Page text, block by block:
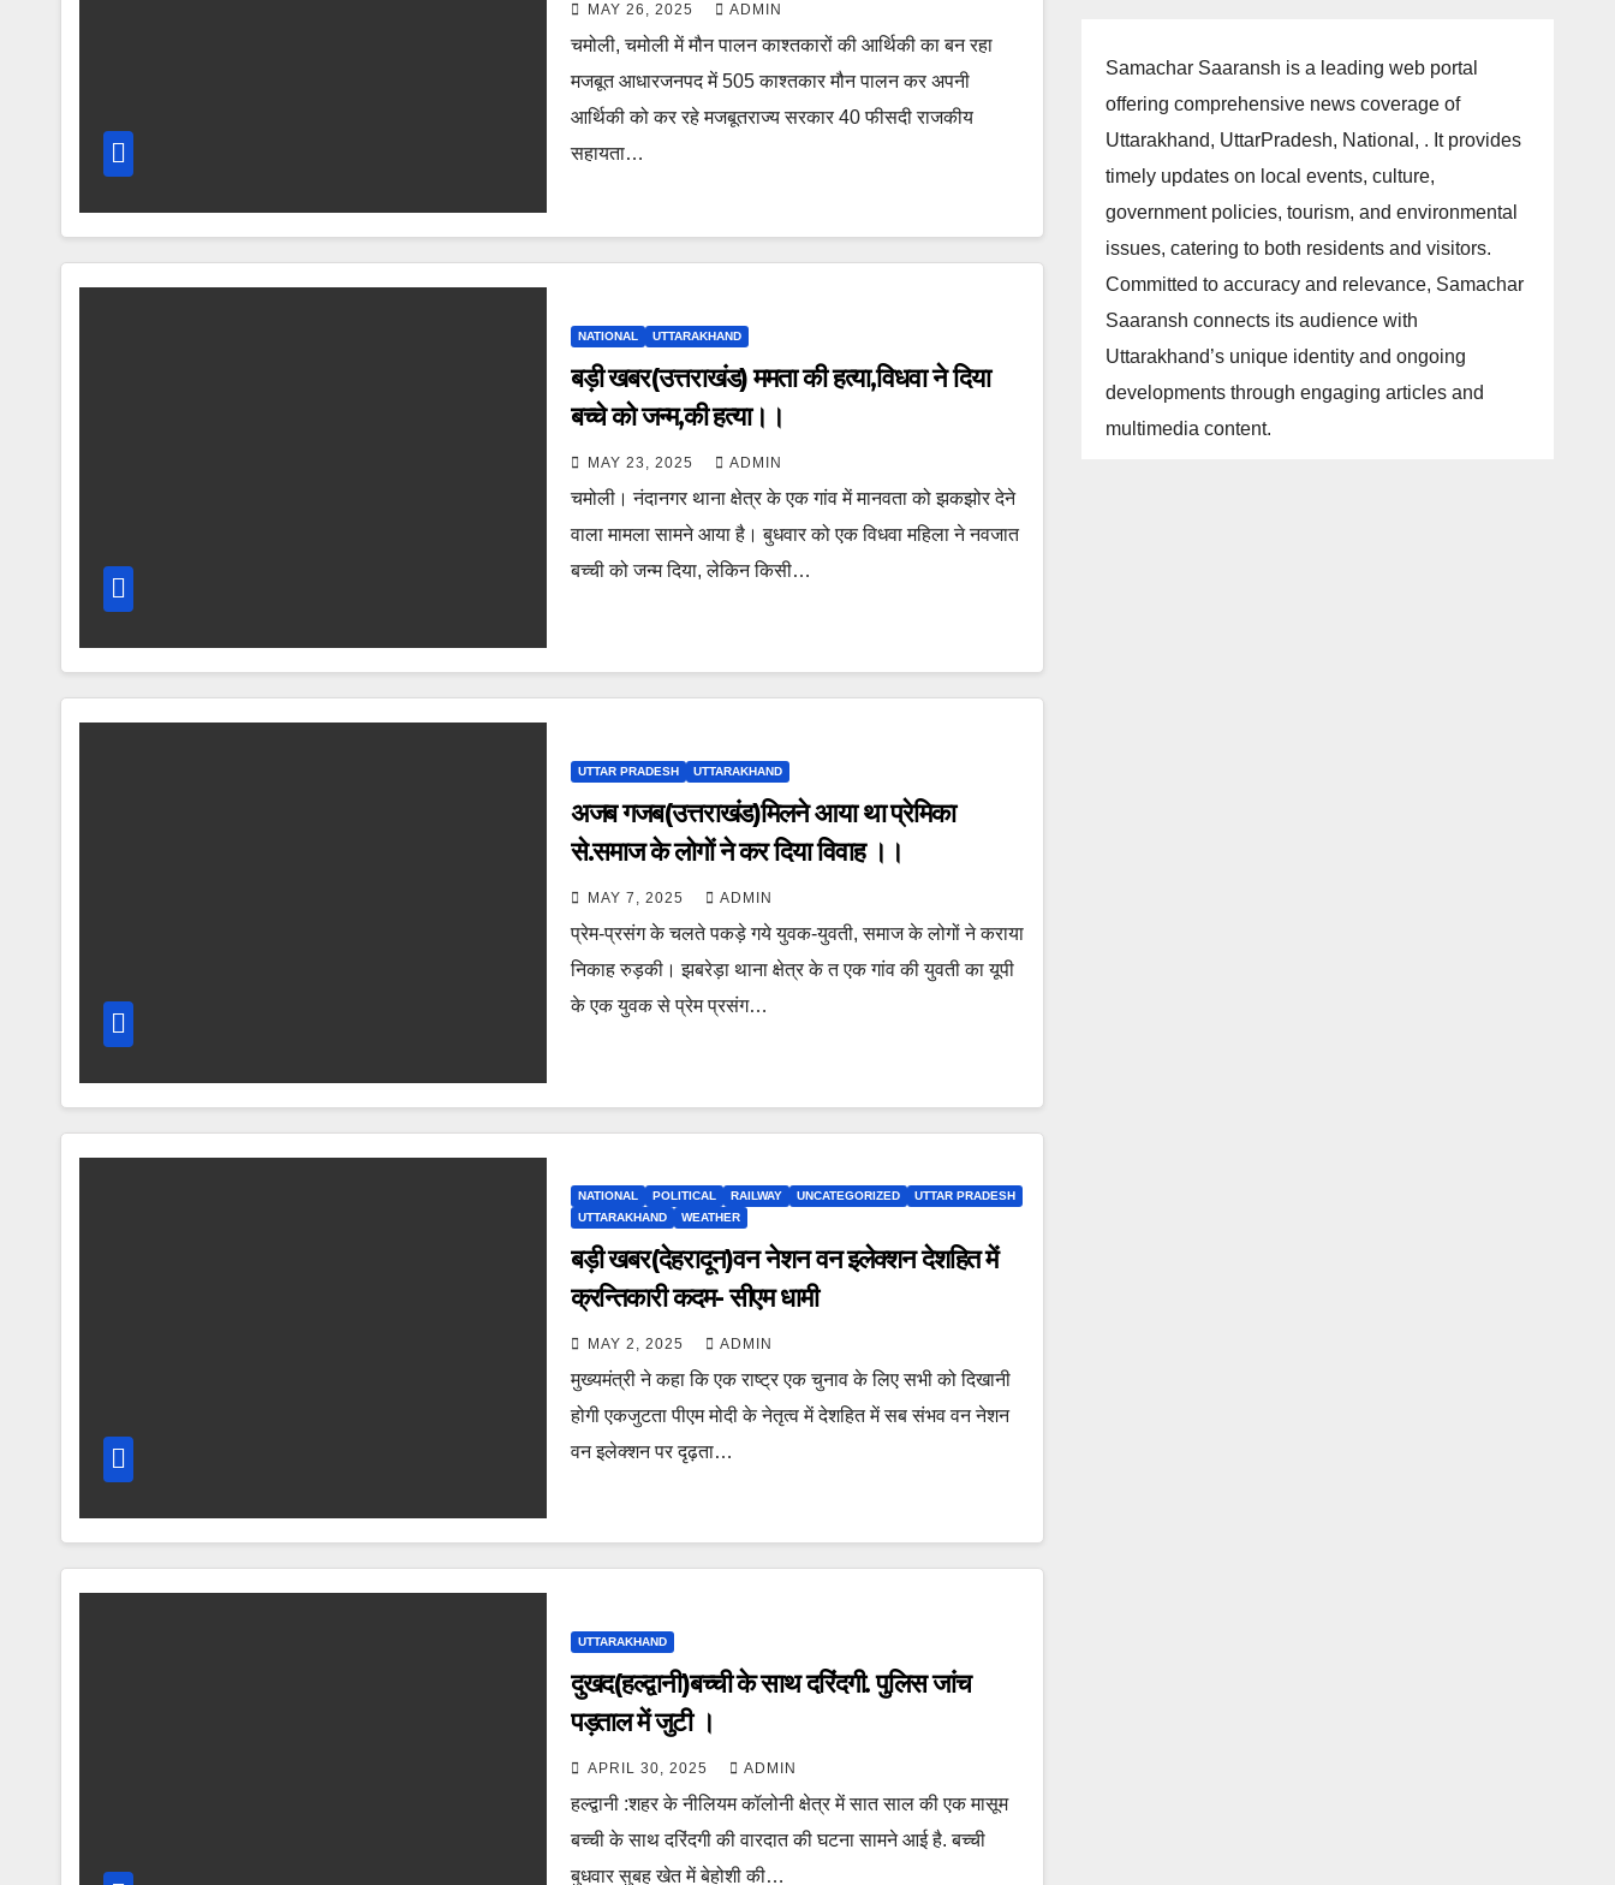
MAY 26, 2025 ADMIN
चमोली, चमोली में मौन पालन काश्तकारों की आर्थिकी का बन रहा
मजबूत आधारजनपद में 505 काश्तकार मौन पालन कर अपनी
आर्थिकी को कर रहे मजबूतराज्य सरकार 40 फीसदी राजकीय
सहायता…
NATIONAL UTTARAKHAND
बड़ी खबर(उत्तराखंड) ममता की हत्या,विधवा ने दिया
बच्चे को जन्म,की हत्या।।
MAY 23, 2025 ADMIN
चमोली। नंदानगर थाना क्षेत्र के एक गांव में मानवता को झकझोर देने
वाला मामला सामने आया है। बुधवार को एक विधवा महिला ने नवजात
बच्ची को जन्म दिया, लेकिन किसी…
UTTAR PRADESH UTTARAKHAND
अजब गजब(उत्तराखंड)मिलने आया था प्रेमिका
से.समाज के लोगों ने कर दिया विवाह ।।
MAY 7, 2025 ADMIN
प्रेम-प्रसंग के चलते पकड़े गये युवक-युवती, समाज के लोगों ने कराया
निकाह रुड़की। झबरेड़ा थाना क्षेत्र के त एक गांव की युवती का यूपी
के एक युवक से प्रेम प्रसंग…
NATIONAL POLITICAL RAILWAY UNCATEGORIZED
UTTAR PRADESH
UTTARAKHAND
WEATHER
बड़ी खबर(देहरादून)वन नेशन वन इलेक्शन देशहित में
क्रन्तिकारी कदम- सीएम धामी
MAY 2, 2025 ADMIN
मुख्यमंत्री ने कहा कि एक राष्ट्र एक चुनाव के लिए सभी को दिखानी
होगी एकजुटता पीएम मोदी के नेतृत्व में देशहित में सब संभव वन नेशन
वन इलेक्शन पर दृढ़ता…
UTTARAKHAND
दुखद(हल्द्वानी)बच्ची के साथ दरिंदगी. पुलिस जांच
पड़ताल में जुटी ।
APRIL 30, 2025 ADMIN
हल्द्वानी :शहर के नीलियम कॉलोनी क्षेत्र में सात साल की एक मासूम
बच्ची के साथ दरिंदगी की वारदात की घटना सामने आई है. बच्ची
बुधवार सुबह खेत में बेहोशी की…
Samachar Saaransh is a leading web portal
offering comprehensive news coverage of
Uttarakhand, UttarPradesh, National, . It provides
timely updates on local events, culture,
government policies, tourism, and environmental
issues, catering to both residents and visitors.
Committed to accuracy and relevance, Samachar
Saaransh connects its audience with
Uttarakhand’s unique identity and ongoing
developments through engaging articles and
multimedia content.